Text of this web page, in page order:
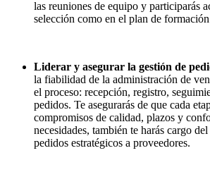
las reuniones de equipo y participarás
selección como en el plan de
Liderar y asegurar la gestión de
la fiabilidad de la administración de
el proceso: recepción, registro,
pedidos. Te asegurarás de que cada
compromisos de calidad, plazos y
necesidades, también te harás cargo
pedidos estratégicos a proveedores.